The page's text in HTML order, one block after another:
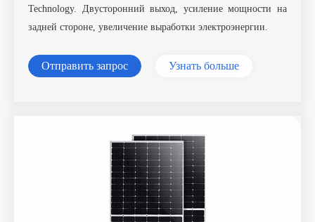
Technology. Двусторонний выход, усиление мощности на
задней стороне, увеличение выработки электроэнергии.
Отправить запрос Узнать больше